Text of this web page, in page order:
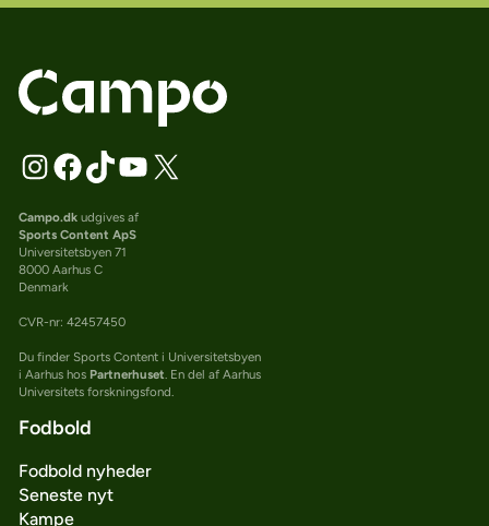
Campo.dkudgives af
Sports Content ApS
Universitetsbyen 71
8000 Aarhus C
Denmark
CVR-nr: 42457450
Du finder Sports Content i Universitetsbyen
i Aarhus hos Partnerhuset . En del af Aarhus
Universitets forskningsfond.
Fodbold
Fodbold nyheder
Seneste nyt
Kampe